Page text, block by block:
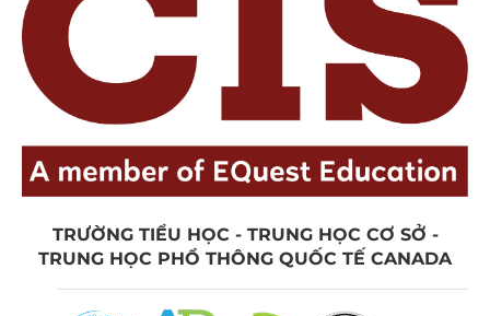
TRƯỜNG TIỂU HỌC - TRUNG HỌC CƠ SỞ -
TRUNG HỌC PHỔ THÔNG QUỐC TẾ CANADA